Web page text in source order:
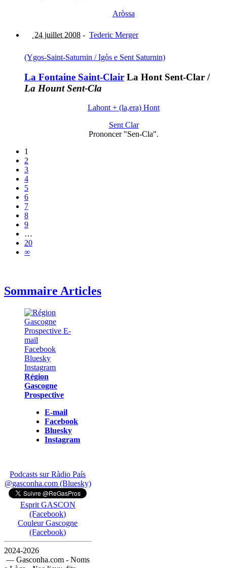
Aròssa
24 juillet 2008 - Tederic Merger
(Ygos-Saint-Saturnin / Igòs e Sent Saturnin)
La Fontaine Saint-Clair La Hont Sent-Clar /
La Hount Sent-Cla
Lahont + (la,era) Hont
Sent Clar
Prononcer "Sen-Cla".
1
2
3
4
5
6
7
8
9
…
20
∞
Sommaire Articles
Région
Gascogne
Prospective
E-mail
Facebook
Bluesky
Instagram
Podcasts sur Ràdio País
@gasconha.com (Bluesky)
Esprit GASCON
(Facebook)
Couleur Gascogne
(Facebook)
2024-2026
— Gasconha.com - Noms